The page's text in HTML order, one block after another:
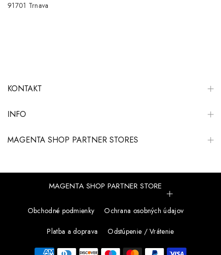
91701 Trnava
KONTAKT
INFO
MAGENTA SHOP PARTNER STORES
MAGENTA SHOP PARTNER STORE
Obchodné podmienky Ochrana osobných údajov
Platba a doprava Odstúpenie / Vrátenie